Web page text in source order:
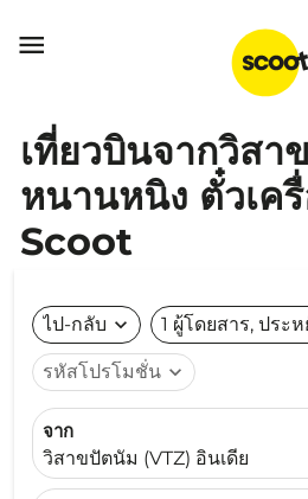

เที่ยวบินจากวิสา
หนานหนิง ตั๋วเค
Scoot
ไป-กลับ expand_more 1 ผู้โดยสาร, ประ
รหัสโปรโมชั่น expand_more
จาก
วิสาขปัตนัม (VTZ) อินเดีย